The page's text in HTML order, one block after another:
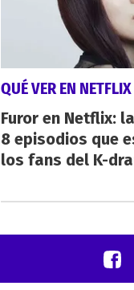
QUÉ VER EN NETFLIX
Furor en Netflix:
8 episodios que
los fans del K-